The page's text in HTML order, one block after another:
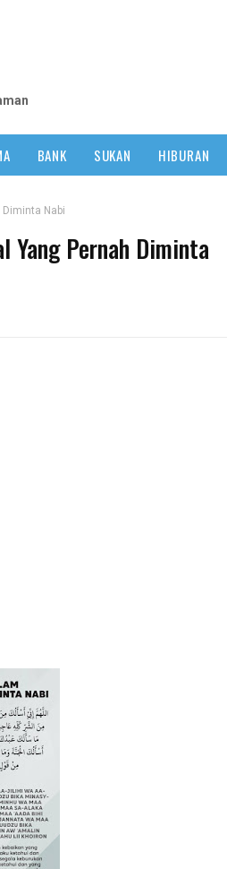
BANK SUKAN HIBURAN
Nabi
Yang Pernah Diminta